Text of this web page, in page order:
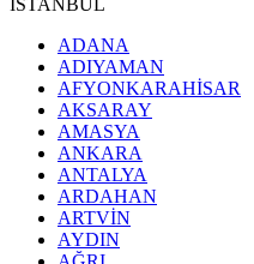
ADANA
ADIYAMAN
AFYONKARAHİSAR
AKSARAY
AMASYA
ANKARA
ANTALYA
ARDAHAN
ARTVİN
AYDIN